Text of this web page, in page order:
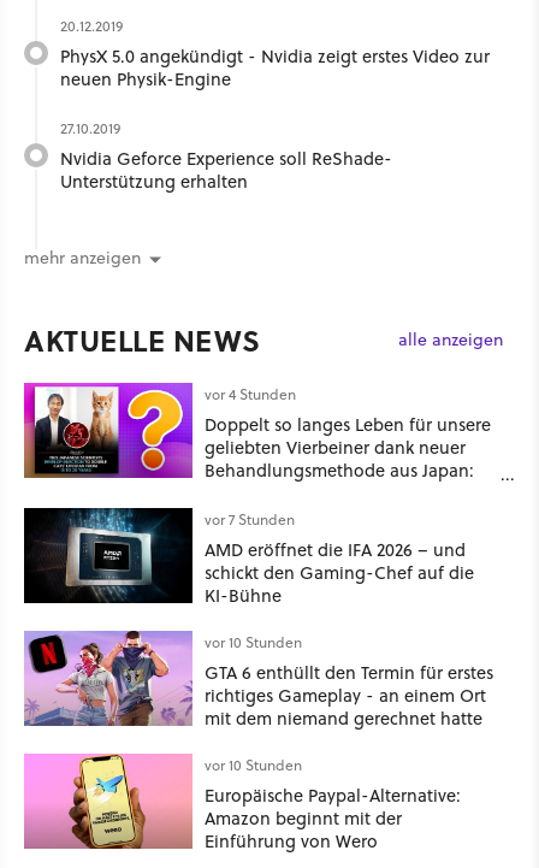
20.12.2019
PhysX 5.0 angekündigt - Nvidia zeigt erstes Video zur
neuen Physik-Engine
27.10.2019
Nvidia Geforce Experience soll ReShade-
Unterstützung erhalten
mehr anzeigen
AKTUELLE NEWS alle anzeigen
vor 4 Stunden
Doppelt so langes Leben für unsere
geliebten Vierbeiner dank neuer
Behandlungsmethode aus Japan:
Kommentare zeigt, dass es nicht so
einfach ist
vor 7 Stunden
AMD eröffnet die IFA 2026 – und
schickt den Gaming-Chef auf die
KI-Bühne
vor 10 Stunden
GTA 6 enthüllt den Termin für erstes
richtiges Gameplay - an einem Ort
mit dem niemand gerechnet hatte
vor 10 Stunden
Europäische Paypal-Alternative:
Amazon beginnt mit der
Einführung von Wero